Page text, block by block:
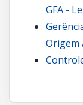
GFA -
Origem